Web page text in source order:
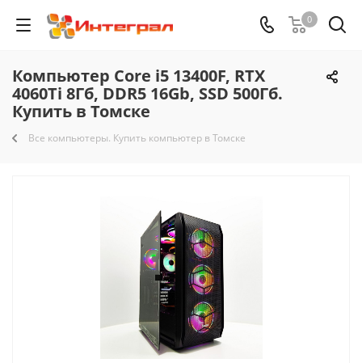
0
Компьютер Core i5 13400F, RTX
4060Ti 8Гб, DDR5 16Gb, SSD 500Гб.
Купить в Томске
Все компьютеры. Купить компьютер в Томске